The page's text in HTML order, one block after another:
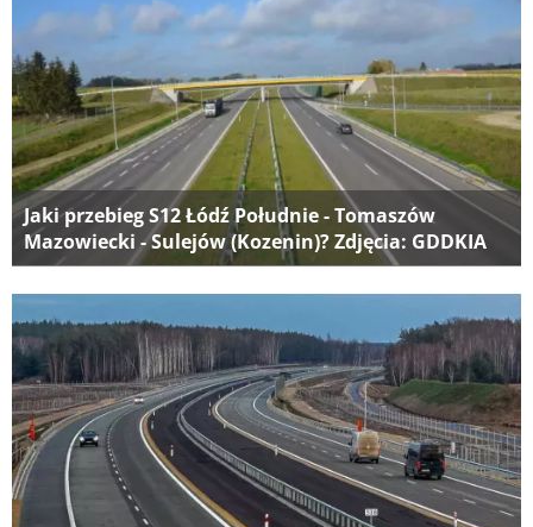
Jaki przebieg S12 Łódź Południe - Tomaszów
Mazowiecki - Sulejów (Kozenin)? Zdjęcia: GDDKIA